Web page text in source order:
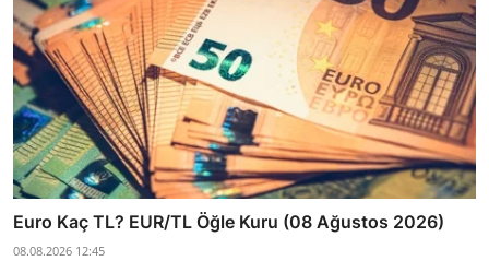
Euro Kaç TL? EUR/TL Öğle Kuru (08 Ağustos 2026)
08.08.2026 12:45